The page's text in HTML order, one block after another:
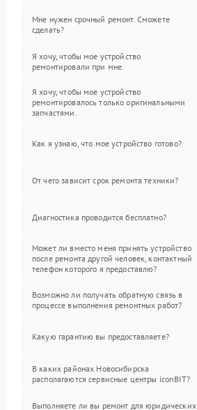
Мне нужен срочный ремонт. Сможете
сделать?
Я хочу, чтобы мое устройство
ремонтировали при мне.
Я хочу, чтобы мое устройство
ремонтировалось только оригинальными
запчастями.
Как я узнаю, что мое устройство готово?
От чего зависит срок ремонта техники?
Диагностика проводится бесплатно?
Может ли вместо меня принять устройство
после ремонта другой человек, контактный
телефон которого я предоставлю?
Возможно ли получать обратную связь в
процессе выполнения ремонтных работ?
Какую гарантию вы предоставляете?
В каких районах Новосибирска
располагаются сервисные центры iconBIT?
Выполняете ли вы ремонт для юридических